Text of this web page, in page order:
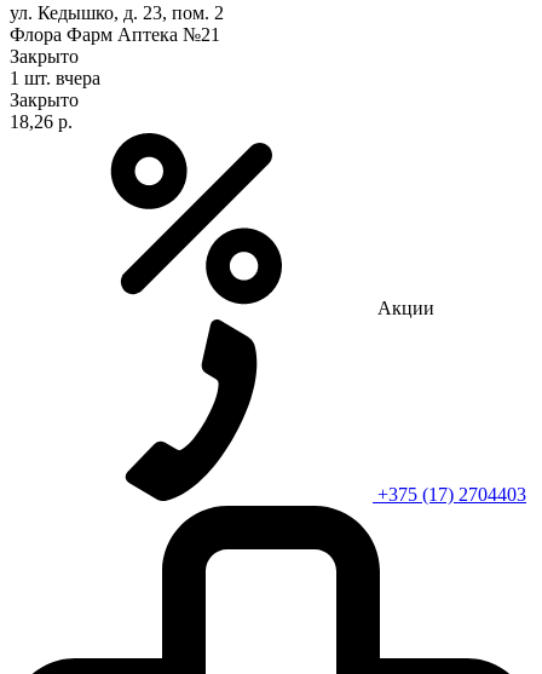
ул. Кедышко, д. 23, пом. 2
Флора Фарм Аптека №21
Закрыто
1 шт. вчера
Закрыто
18,26 р.
Акции
+375 (17) 2704403